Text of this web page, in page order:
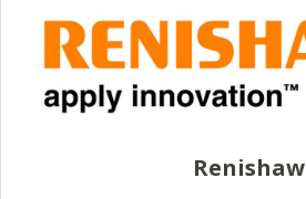
Renishaw